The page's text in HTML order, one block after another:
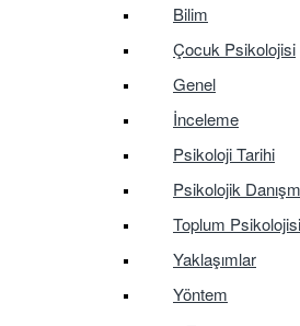
Bilim
Çocuk Psikolojisi
Genel
İnceleme
Psikoloji Tarihi
Psikolojik
Toplum Psikolojisi
Yaklaşımlar
Yöntem